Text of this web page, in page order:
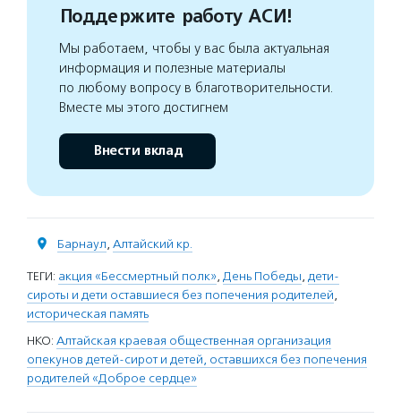
Поддержите работу АСИ!
Мы работаем, чтобы у вас была актуальная
информация и полезные материалы
по любому вопросу в благотворительности.
Вместе мы этого достигнем
Внести вклад
Барнаул, Алтайский кр.
ТЕГИ: акция «Бессмертный полк», День Победы, дети-
сироты и дети оставшиеся без попечения родителей,
историческая память
НКО: Алтайская краевая общественная организация
опекунов детей-сирот и детей, оставшихся без попечения
родителей «Доброе сердце»